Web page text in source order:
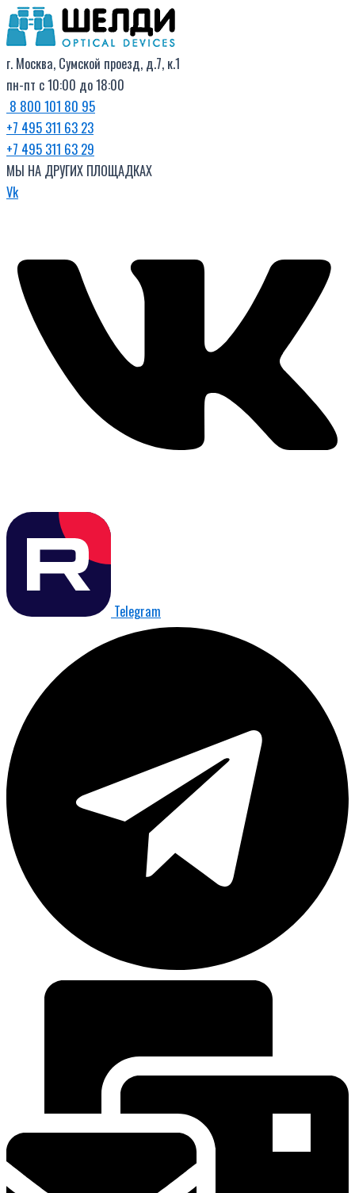
Перейти
к
содержимому
г. Москва, Сумской проезд, д.7, к.1
пн-пт с 10:00 до 18:00
8 800 101 80 95
+7 495 311 63 23
+7 495 311 63 29
МЫ НА ДРУГИХ ПЛОЩАДКАХ
Vk
Telegram
Поиск
товаров
Цены:
по
убыванию